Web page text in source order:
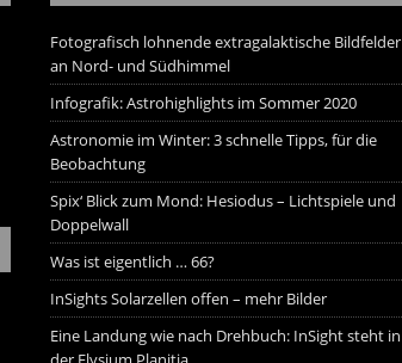
Fotografisch lohnende extragalaktische Bildfelder
an Nord- und Südhimmel
Infografik: Astrohighlights im Sommer 2020
Astronomie im Winter: 3 schnelle Tipps, für die
Beobachtung
Spix‘ Blick zum Mond: Hesiodus – Lichtspiele und
Doppelwall
Was ist eigentlich … 66?
InSights Solarzellen offen – mehr Bilder
Eine Landung wie nach Drehbuch: InSight steht in